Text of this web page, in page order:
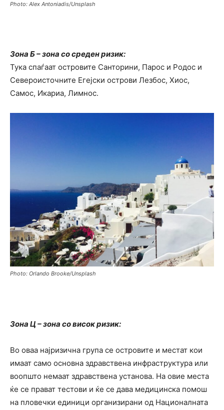
Photo: Alex Antoniadis/Unsplash
Зона Б – зона со среден ризик:
Тука спаѓаат островите Санторини, Парос и Родос и
Североисточните Егејски острови Лезбос, Хиос,
Самос, Икариа, Лимнос.
Photo: Orlando Brooke/Unsplash
Зона Ц – зона со висок ризик:
Во оваа најризична група се островите и местат кои
имаат само основна здравствена инфраструктура или
воопшто немаат здравствена установа. На овие места
ќе се прават тестови и ќе се дава медицинска помош
на пловечки единици организирани од Националната